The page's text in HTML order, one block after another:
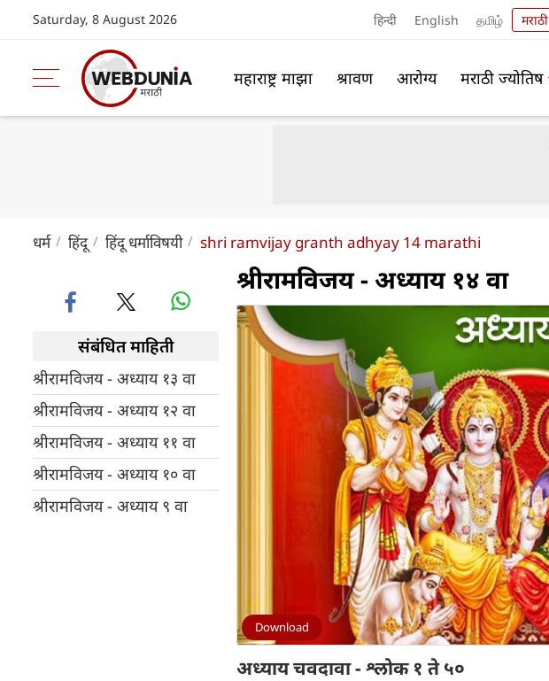
Saturday, 8 August 2026 हिन्दी English தமிழ் मराठी
महाराष्ट्र माझा श्रावण आरोग्य मराठी ज्योतिष
धर्म हिंदू हिंदू धर्माविषयी shri ramvijay granth adhyay 14 marathi
संबंधित माहिती
श्रीरामविजय - अध्याय १३ वा
श्रीरामविजय - अध्याय १२ वा
श्रीरामविजय - अध्याय ११ वा
श्रीरामविजय - अध्याय १० वा
श्रीरामविजय - अध्याय ९ वा
श्रीरामविजय - अध्याय १४ वा
Download
अध्याय चवदावा - श्लोक १ ते ५०